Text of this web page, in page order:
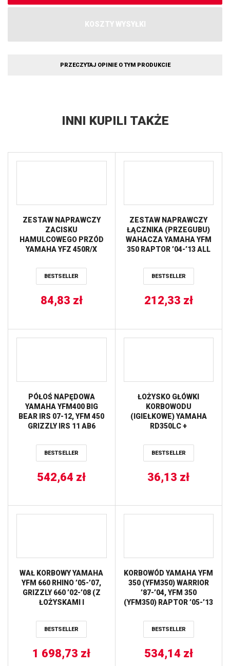
KOSZTY WYSYŁKI
PRZECZYTAJ OPINIE O TYM PRODUKCIE
INNI KUPILI TAKŻE
ZESTAW NAPRAWCZY
ZACISKU
HAMULCOWEGO PRZÓD
YAMAHA YFZ 450R/X
’06-’17 ALL BALLS
BESTSELLER
84,83 zł
ZESTAW NAPRAWCZY
ŁĄCZNIKA (PRZEGUBU)
WAHACZA YAMAHA YFM
350 RAPTOR ’04-’13 ALL
BESTSELLER
212,33 zł
PÓŁOŚ NAPĘDOWA
YAMAHA YFM400 BIG
BEAR IRS 07-12, YFM 450
GRIZZLY IRS 11 AB6
LEWA ALL BALLS
BESTSELLER
542,64 zł
ŁOŻYSKO GŁÓWKI
KORBOWODU
(IGIEŁKOWE) YAMAHA
RD350LC +
PROX
BESTSELLER
36,13 zł
WAŁ KORBOWY YAMAHA
YFM 660 RHINO ’05-’07,
GRIZZLY 660 ’02-’08 (Z
ŁOŻYSKAMI I
WAŁ ORAZ KOMPLETEM
USZCZELEK NA DÓŁ
BESTSELLER
1 698,73 zł
KORBOWÓD YAMAHA YFM
350 (YFM350) WARRIOR
’87-’04, YFM 350
(YFM350) RAPTOR ’05-’13
PROX
BESTSELLER
534,14 zł